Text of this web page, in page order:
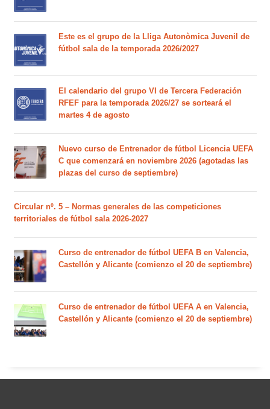
Este es el grupo de la Lliga Autonòmica Juvenil de
fútbol sala de la temporada 2026/2027
El calendario del grupo VI de Tercera Federación
RFEF para la temporada 2026/27 se sorteará el
martes 4 de agosto
Nuevo curso de Entrenador de fútbol Licencia UEFA
C que comenzará en noviembre 2026 (agotadas las
plazas del curso de septiembre)
Circular nº. 5 – Normas generales de las competiciones
territoriales de fútbol sala 2026-2027
Curso de entrenador de fútbol UEFA B en Valencia,
Castellón y Alicante (comienzo el 20 de septiembre)
Curso de entrenador de fútbol UEFA A en Valencia,
Castellón y Alicante (comienzo el 20 de septiembre)